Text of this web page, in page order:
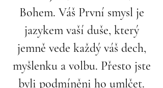
Bohem. Váš První smysl je
jazykem vaší duše, který
jemně vede každý váš dech,
myšlenku a volbu. Přesto jste
byli podmíněni ho umlčet.